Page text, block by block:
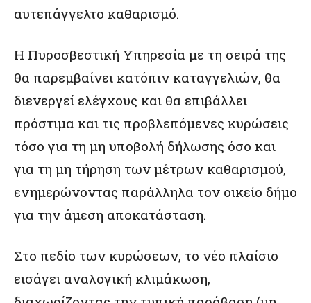
αυτεπάγγελτο καθαρισμό.
Η Πυροσβεστική Υπηρεσία με τη σειρά της
θα παρεμβαίνει κατόπιν καταγγελιών, θα
διενεργεί ελέγχους και θα επιβάλλει
πρόστιμα και τις προβλεπόμενες κυρώσεις
τόσο για τη μη υποβολή δήλωσης όσο και
για τη μη τήρηση των μέτρων καθαρισμού,
ενημερώνοντας παράλληλα τον οικείο δήμο
για την άμεση αποκατάσταση.
Στο πεδίο των κυρώσεων, το νέο πλαίσιο
εισάγει αναλογική κλιμάκωση,